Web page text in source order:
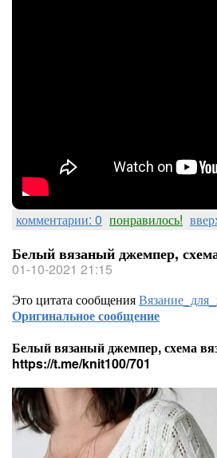
комментарии: 0 понравилось!
Белый вязаный джемпер,
01-10-2021 21:15
Это цитата сообщения
Оригинальное сообщение
Белый вязаный джемпер, схема
https://t.me/knit100/701